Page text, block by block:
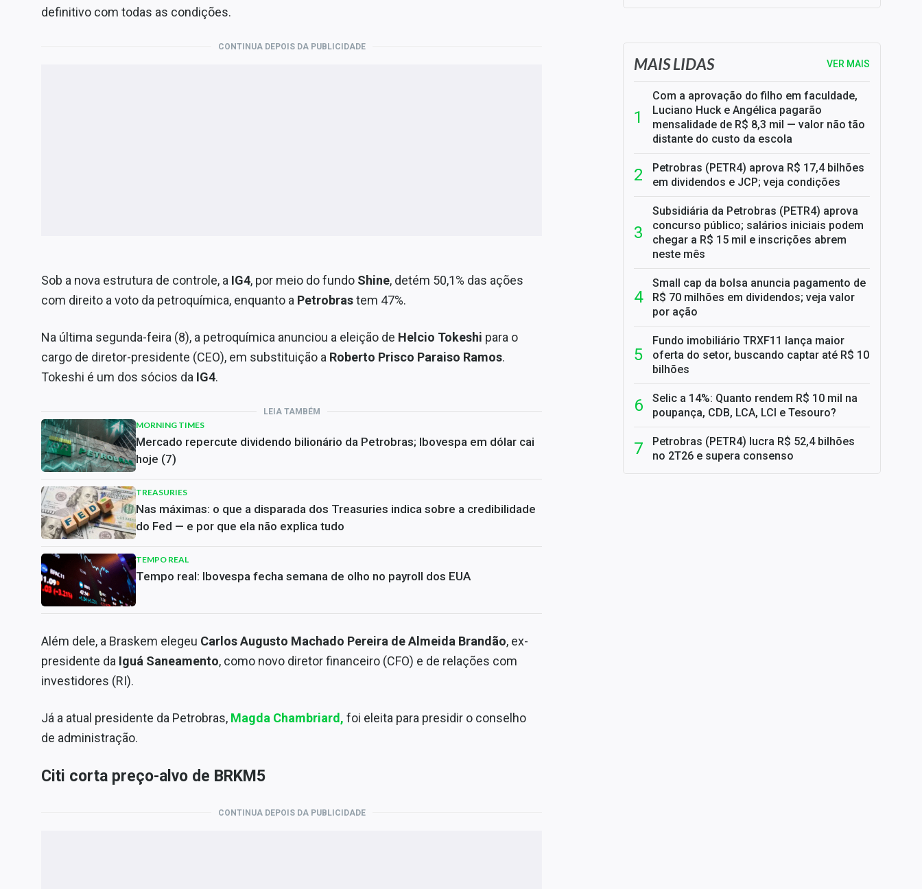
definitivo com todas as condições.
CONTINUA DEPOIS DA PUBLICIDADE
Sob a nova estrutura de controle, a IG4, por meio do fundo Shine, detém 50,1% das ações
com direito a voto da petroquímica, enquanto a Petrobrastem 47%.
Na última segunda-feira (8), a petroquímica anunciou a eleição de Helcio Tokeshi para o
cargo de diretor-presidente (CEO), em substituição a Roberto Prisco Paraiso Ramos.
Tokeshi é um dos sócios da IG4.
LEIA TAMBÉM
MORNING TIMES
Mercado repercute dividendo bilionário da Petrobras; Ibovespa em dólar cai
hoje (7)
TREASURIES
Nas máximas: o que a disparada dos Treasuries indica sobre a credibilidade
do Fed — e por que ela não explica tudo
TEMPO REAL
Tempo real: Ibovespa fecha semana de olho no payroll dos EUA
Além dele, a Braskem elegeu Carlos Augusto Machado Pereira de Almeida Brandão, ex-
presidente da Iguá Saneamento, como novo diretor financeiro (CFO) e de relações com
investidores (RI).
Já a atual presidente da Petrobras, Magda Chambriard, foi eleita para presidir o conselho
de administração.
Citi corta preço-alvo de BRKM5
CONTINUA DEPOIS DA PUBLICIDADE
SELIC em 14%: A repercussão da decisão sobre os JUROS
MAIS LIDAS VER MAIS
Com a aprovação do filho em faculdade,
Luciano Huck e Angélica pagarão
mensalidade de R$ 8,3 mil — valor não tão
distante do custo da escola
Petrobras (PETR4) aprova R$ 17,4 bilhões
em dividendos e JCP; veja condições
Subsidiária da Petrobras (PETR4) aprova
concurso público; salários iniciais podem
chegar a R$ 15 mil e inscrições abrem
neste mês
Small cap da bolsa anuncia pagamento de
R$ 70 milhões em dividendos; veja valor
por ação
Fundo imobiliário TRXF11 lança maior
oferta do setor, buscando captar até R$ 10
bilhões
Selic a 14%: Quanto rendem R$ 10 mil na
poupança, CDB, LCA, LCI e Tesouro?
Petrobras (PETR4) lucra R$ 52,4 bilhões
no 2T26 e supera consenso